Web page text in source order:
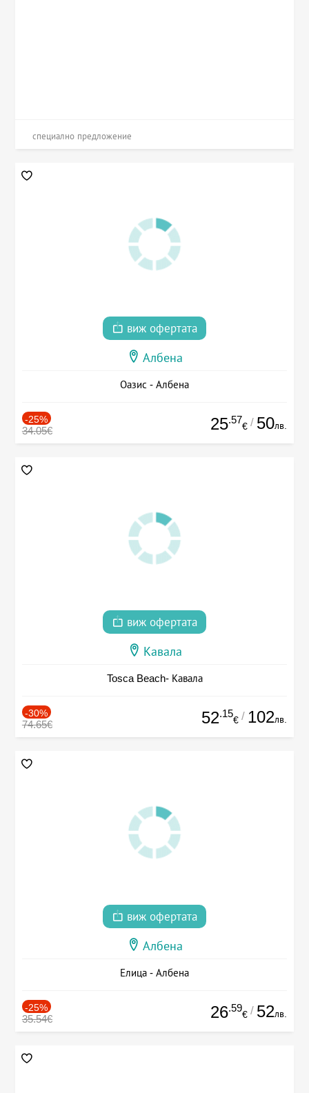
специално предложение
виж офертата
Албена
Оазис - Албена
-25%
34.05€ 25.57
€ / 50лв.
виж офертата
Кавала
Tosca Beach- Кавала
-30%
74.65€ 52.15
€ / 102лв.
виж офертата
Албена
Елица - Албена
-25%
35.54€ 26.59
€ / 52лв.